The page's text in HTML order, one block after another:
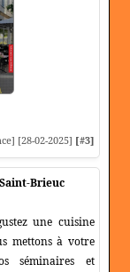
[28-02-2025] [#3]
Brieuc
une cuisine
mettons à votre
séminaires et